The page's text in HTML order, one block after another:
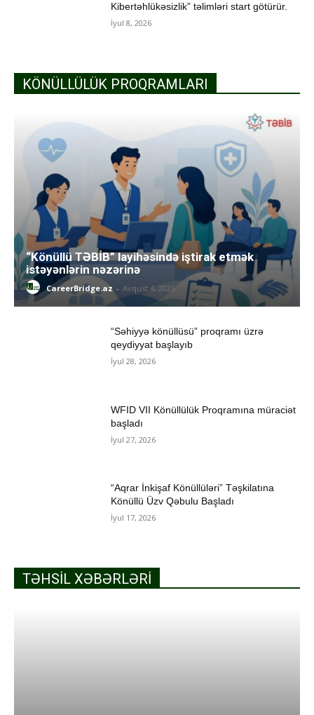
Kibertəhlükəsizlik” təlimləri start götürür.
İyul 8, 2026
KÖNÜLLÜLÜK PROQRAMLARI
“Könüllü TƏBİB” layihəsində iştirak etmək
istəyənlərin nəzərinə
CareerBridge.az - Avqust 4, 2026
“Səhiyyə könüllüsü” proqramı üzrə
qeydiyyat başlayıb
İyul 28, 2026
WFID VII Könüllülük Proqramına müraciət
başladı
İyul 27, 2026
“Aqrar İnkişaf Könüllüləri” Təşkilatına
Könüllü Üzv Qəbulu Başladı
İyul 17, 2026
TƏHSIL XƏBƏRLƏRI